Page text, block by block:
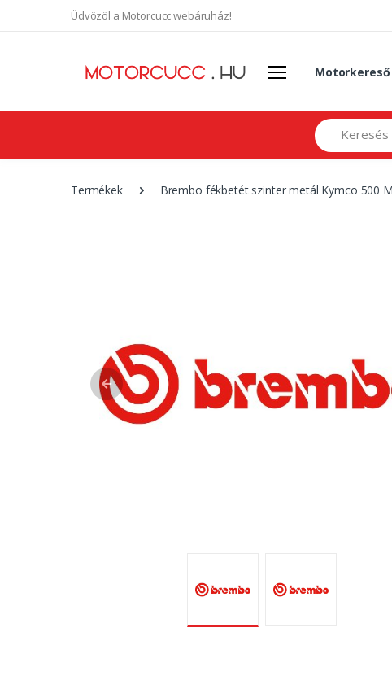
Üdvözöl a Motorcucc webáruház!
Motorkereső
Search
Termékek Brembo fékbetét szinter metál Kymco 500